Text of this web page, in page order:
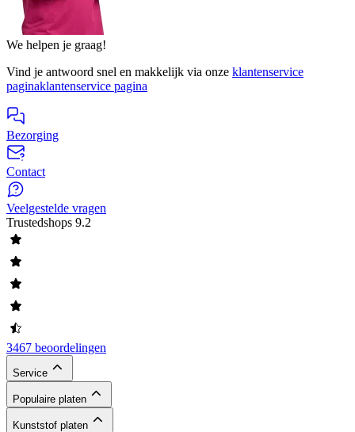
We helpen je graag!
Vind je antwoord snel en makkelijk via onze klantenservice
paginaklantenservice pagina
Bezorging
Contact
Veelgestelde vragen
Trustedshops 9.2
3467 beoordelingen
Service
Populaire platen
Kunststof platen